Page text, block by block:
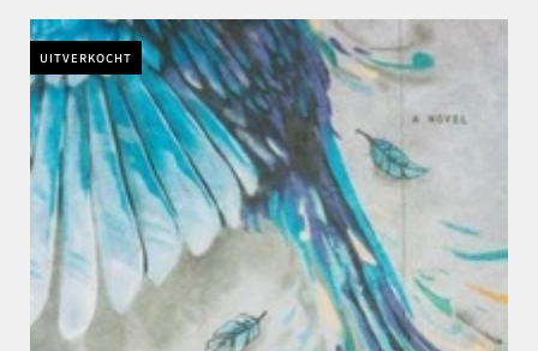
UITVERKOCHT